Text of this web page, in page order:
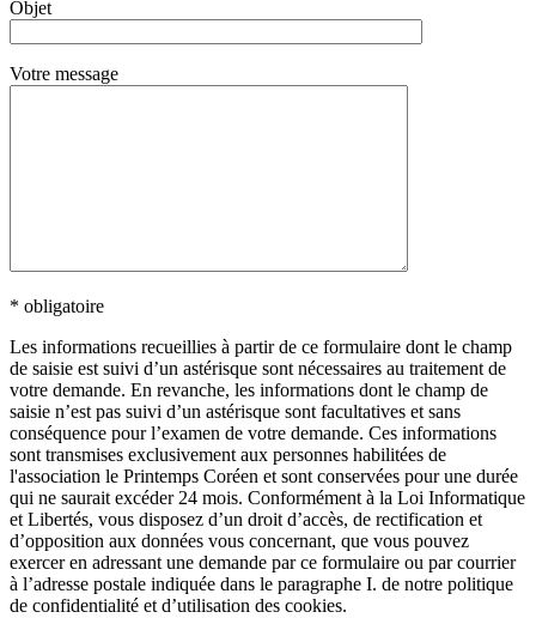
Objet
Votre message
* obligatoire
Les informations recueillies à partir de ce formulaire dont le champ
de saisie est suivi d’un astérisque sont nécessaires au traitement de
votre demande. En revanche, les informations dont le champ de
saisie n’est pas suivi d’un astérisque sont facultatives et sans
conséquence pour l’examen de votre demande. Ces informations
sont transmises exclusivement aux personnes habilitées de
l'association le Printemps Coréen et sont conservées pour une durée
qui ne saurait excéder 24 mois. Conformément à la Loi Informatique
et Libertés, vous disposez d’un droit d’accès, de rectification et
d’opposition aux données vous concernant, que vous pouvez
exercer en adressant une demande par ce formulaire ou par courrier
à l’adresse postale indiquée dans le paragraphe I. de notre politique
de confidentialité et d’utilisation des cookies.